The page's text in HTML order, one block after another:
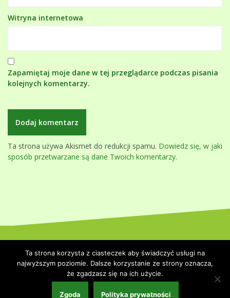
Witryna internetowa
Zapamiętaj moje dane w tej przeglądarce podczas pisania
kolejnych komentarzy.
Ta strona używa Akismet do redukcji spamu. Dowiedz się, w jaki
sposób przetwarzane są dane Twoich komentarzy.
Themeisle.
Strona główna
Polityka prywatności
Współpraca i kontakt
Ta strona korzysta z ciasteczek aby świadczyć usługi na
najwyższym poziomie. Dalsze korzystanie ze strony oznacza,
że zgadzasz się na ich użycie.
Zgoda Polityka prywatności